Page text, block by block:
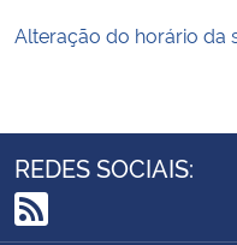
Alteração do horário da
REDES SOCIAIS: